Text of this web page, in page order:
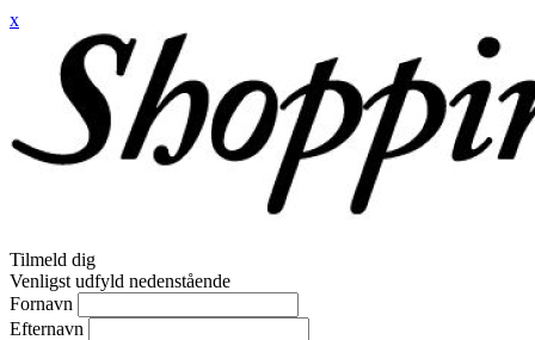
x
Tilmeld dig
Venligst udfyld nedenstående
Fornavn
Efternavn